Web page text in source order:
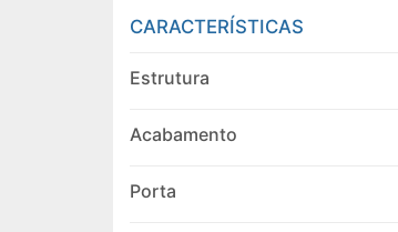
CARACTERÍSTICAS
Estrutura
Acabamento
Porta